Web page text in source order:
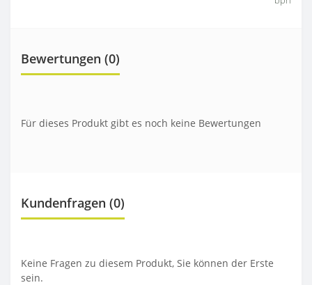
Bewertungen (0)
Für dieses Produkt gibt es noch keine Bewertungen
Kundenfragen (0)
Keine Fragen zu diesem Produkt, Sie können der Erste
sein.